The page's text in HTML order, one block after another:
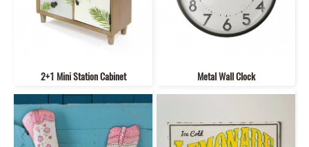
2+1 Mini Station Cabinet Metal Wall Clock